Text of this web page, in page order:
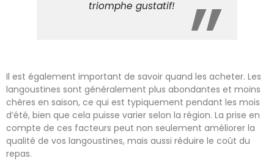
triomphe gustatif!
Il est également important de savoir quand les acheter. Les
langoustines sont généralement plus abondantes et moins
chères en saison, ce qui est typiquement pendant les mois
d’été, bien que cela puisse varier selon la région. La prise en
compte de ces facteurs peut non seulement améliorer la
qualité de vos langoustines, mais aussi réduire le coût du
repas.